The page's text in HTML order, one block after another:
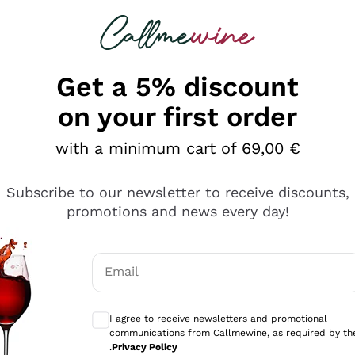
looking for
diversi e con un ampio range di prezzo. Le
Get a 5% discount
on your first order
with a minimum cart of 69,00 €
Subscribe to our newsletter to receive discounts,
promotions and news every day!
Email
I agree to receive newsletters and promotional
communications from Callmewine, as required by
.Privacy Policy